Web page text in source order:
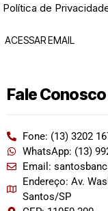
Política de
ACESSAR EMAIL
Fale Conosco
Fone: (13) 3202
WhatsApp: (13)
Email:
Endereço: Av.
Santos/SP